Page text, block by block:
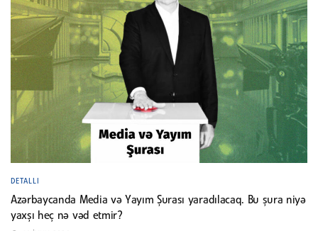
DETALLI
Azərbaycanda Media və Yayım Şurası yaradılacaq. Bu şura niyə
yaxşı heç nə vəd etmir?